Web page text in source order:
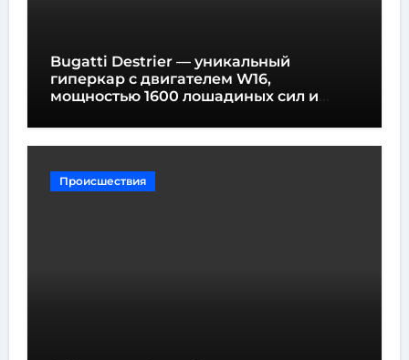
Bugatti Destrier — уникальный
гиперкар с двигателем W16,
мощностью 1600 лошадиных сил и
Происшествия